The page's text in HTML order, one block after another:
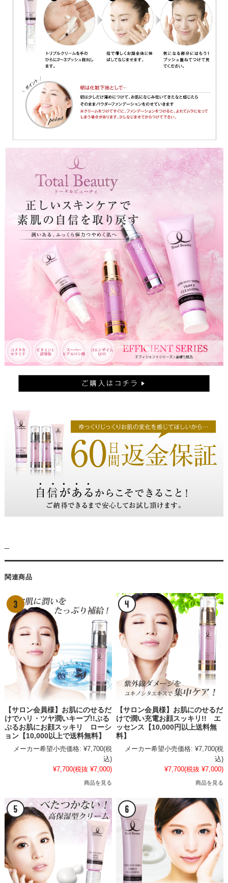
関連商品
【サロン会員様】お肌にのせるだ
けでハリ・ツヤ潤いキープ!!ぷる
ぷるお肌にお顔スッキリ ローシ
ョン【10,000以上で送料無料】
メーカー希望小売価格: ¥7,700(税
込)
¥7,700(税抜 ¥7,000)
商品を見る
【サロン会員様】お肌にのせるだ
けで潤い充電お顔スッキリ!! エ
ッセンス【10,000円以上送料無
料】
メーカー希望小売価格: ¥7,700(税
込)
¥7,700(税抜 ¥7,000)
商品を見る